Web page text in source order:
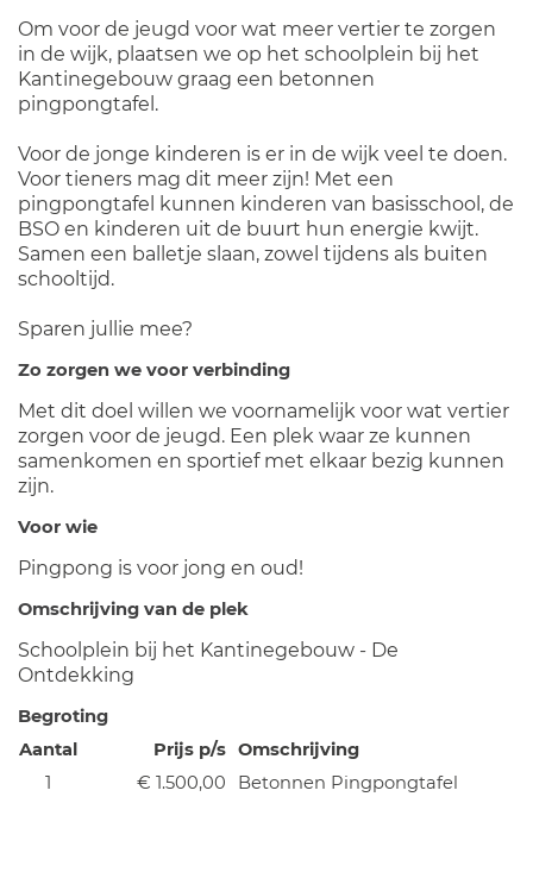
Om voor de jeugd voor wat meer vertier te zorgen
in de wijk, plaatsen we op het schoolplein bij het
Kantinegebouw graag een betonnen
pingpongtafel.
Voor de jonge kinderen is er in de wijk veel te doen.
Voor tieners mag dit meer zijn! Met een
pingpongtafel kunnen kinderen van basisschool, de
BSO en kinderen uit de buurt hun energie kwijt.
Samen een balletje slaan, zowel tijdens als buiten
schooltijd.
Sparen jullie mee?
Zo zorgen we voor verbinding
Met dit doel willen we voornamelijk voor wat vertier
zorgen voor de jeugd. Een plek waar ze kunnen
samenkomen en sportief met elkaar bezig kunnen
zijn.
Voor wie
Pingpong is voor jong en oud!
Omschrijving van de plek
Schoolplein bij het Kantinegebouw - De
Ontdekking
Begroting
Aantal
Prijs p/s Omschrijving
1
€ 1.500,00 Betonnen Pingpongtafel